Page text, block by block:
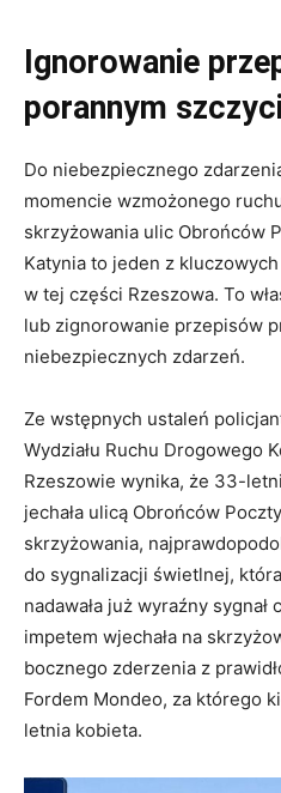
Ignorowanie
porannym
Do niebezpiecznego
momencie wzmożonego
skrzyżowania ulic Obrońców
Katynia to jeden z
w tej części Rzeszowa. To
lub zignorowanie przepisów
niebezpiecznych zdarzeń.
Ze wstępnych ustaleń
Wydziału Ruchu Drogowego
Rzeszowie wynika, że 33-
jechała ulicą Obrońców
skrzyżowania,
do sygnalizacji świetlnej,
nadawała już wyraźny sygnał
impetem wjechała na
bocznego zderzenia z
Fordem Mondeo, za którego
letnia kobieta.